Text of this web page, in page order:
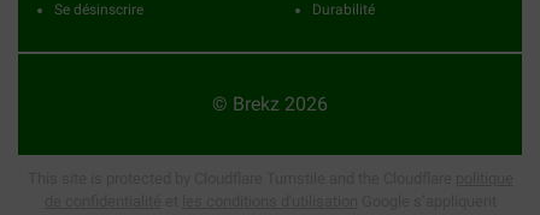
Se désinscrire
Durabilité
© Brekz 2026